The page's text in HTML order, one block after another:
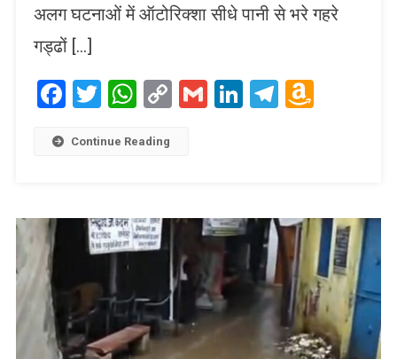
अलग घटनाओं में ऑटोरिक्शा सीधे पानी से भरे गहरे
गड्ढों […]
Facebook
Twitter
WhatsApp
CopyGmailLinkedIn
Telegram
Continue Reading